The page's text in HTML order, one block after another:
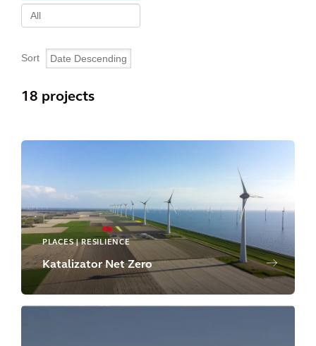
Sort
18 projects
PLACES | RESILIENCE
Katalizator Net Zero